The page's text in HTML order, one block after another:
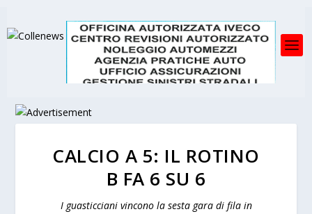
CALCIO A 5: IL ROTINO
B FA 6 SU 6
I guasticciani vincono la sesta gara di fila in